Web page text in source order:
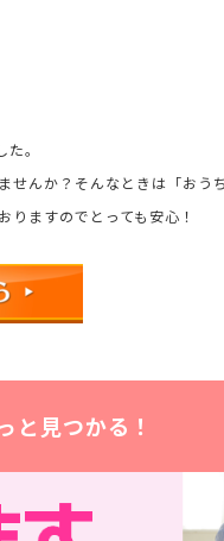
。
んか？そんなときは「おう
ますのでとっても安心！
と見つかる！